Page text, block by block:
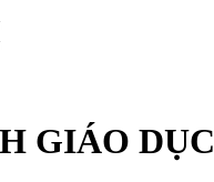
GIÁO